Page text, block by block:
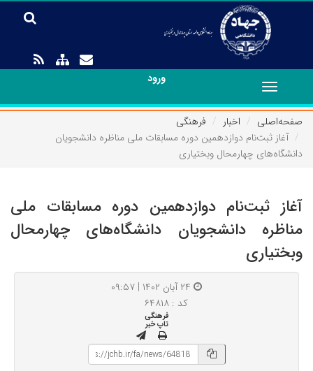
ورود
Toggle
navigation
صفحه‌اصلی
اخبار
فرهنگی
آغاز ثبت‌نام دوازدهمین دوره مسابقات ملی مناظره دانشجویان
دانشگاه‌های چهارمحال وبختیاری
آغاز ثبت‌نام دوازدهمین دوره مسابقات ملی
مناظره دانشجویان دانشگاه‌های چهارمحال
وبختیاری
کد : ۶۴۸۱۸
فرهنگی
تاپ خبر